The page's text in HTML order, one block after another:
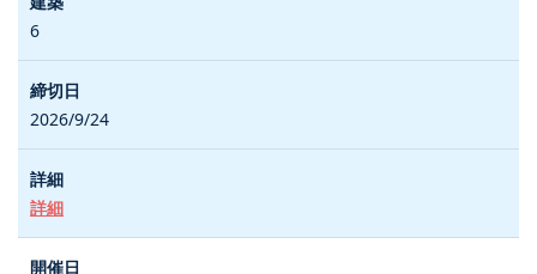
6
2026/9/24
詳細